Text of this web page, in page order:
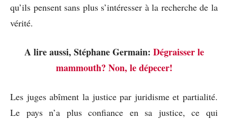
qu’ils pensent sans plus s’intéresser à la recherche de la
vérité.
A lire aussi, Stéphane Germain: Dégraisser le
mammouth? Non, le dépecer!
Les juges abîment la justice par juridisme et partialité.
Le pays n’a plus confiance en sa justice, ce qui